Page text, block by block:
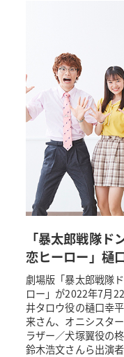
「暴太郎戦隊
恋ヒーロー」樋
劇場版「暴太郎戦隊
ロー」が2022年7月
井タロウ役の樋口幸
来さん、オニシスタ
ラザー／犬塚翼役の
鈴木浩文さんら出演